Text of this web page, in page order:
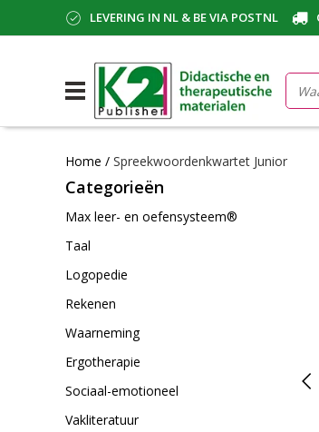
LEVERING IN NL & BE VIA POSTNL
Home / Spreekwoordenkwartet Junior
Categorieën
Max leer- en oefensysteem®
Taal
Logopedie
Rekenen
Waarneming
Ergotherapie
Sociaal-emotioneel
Vakliteratuur